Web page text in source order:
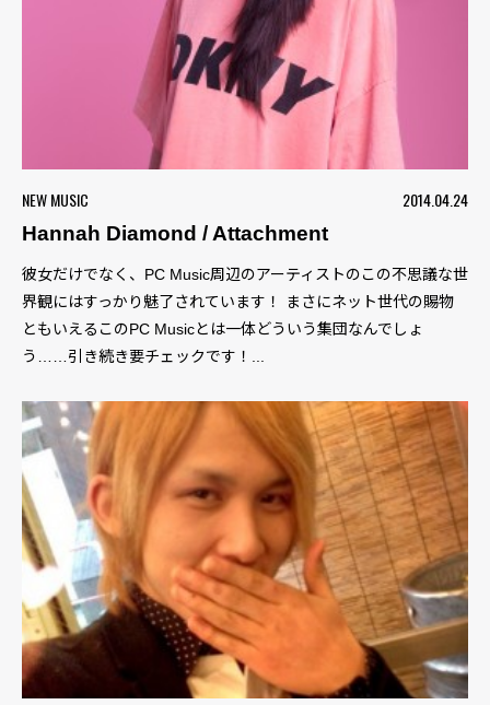
NEW MUSIC
2014.04.24
Hannah Diamond / Attachment
彼女だけでなく、PC Music周辺のアーティストのこの不思議な世
界観にはすっかり魅了されています！ まさにネット世代の賜物
ともいえるこのPC Musicとは一体どういう集団なんでしょ
う……引き続き要チェックです！...